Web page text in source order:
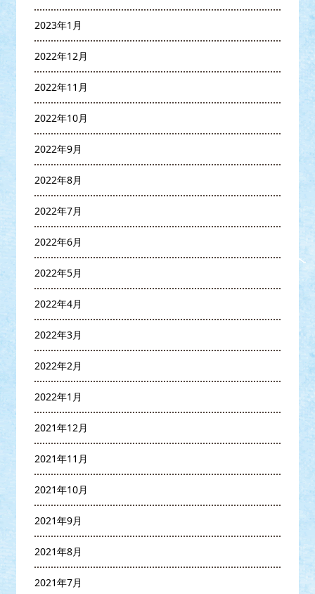
2023年1月
2022年12月
2022年11月
2022年10月
2022年9月
2022年8月
2022年7月
2022年6月
2022年5月
2022年4月
2022年3月
2022年2月
2022年1月
2021年12月
2021年11月
2021年10月
2021年9月
2021年8月
2021年7月